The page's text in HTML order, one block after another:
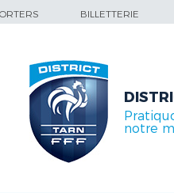
BILLETTERIE
notre